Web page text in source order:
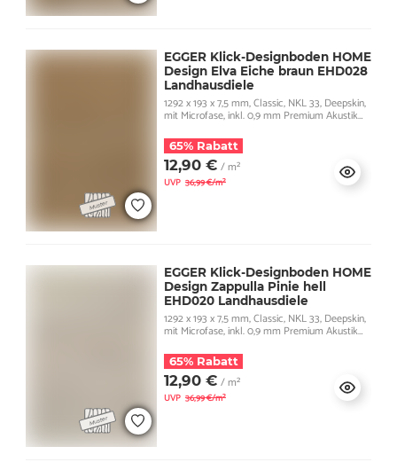
EGGER Klick-Designboden HOME
Design Elva Eiche braun EHD028
Landhausdiele
1292 x 193 x 7,5 mm, Classic, NKL 33, Deepskin,
mit Microfase, inkl. 0,9 mm Premium Akustik
65% Rabatt
12,90 € / m²
UVP 36,99 €/m²
EGGER Klick-Designboden HOME
Design Zappulla Pinie hell
EHD020 Landhausdiele
1292 x 193 x 7,5 mm, Classic, NKL 33, Deepskin,
mit Microfase, inkl. 0,9 mm Premium Akustik
65% Rabatt
12,90 € / m²
UVP 36,99 €/m²